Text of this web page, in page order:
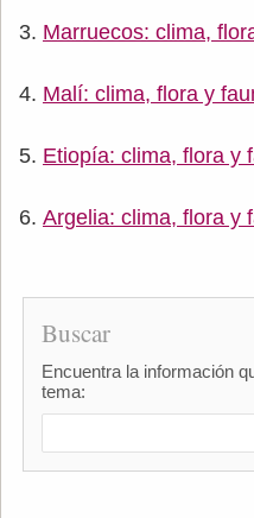
Marruecos: clima,
Malí: clima, flora y
Etiopía: clima, flora y
Argelia: clima, flora y
Buscar
Encuentra la información
tema: